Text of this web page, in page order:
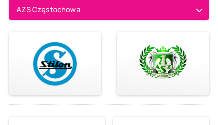
AZS Częstochowa